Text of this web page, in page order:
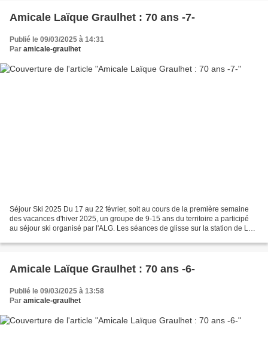
Amicale Laïque Graulhet : 70 ans -7-
Publié le 09/03/2025 à 14:31
Par amicale-graulhet
Séjour Ski 2025 Du 17 au 22 février, soit au cours de la première semaine
des vacances d'hiver 2025, un groupe de 9-15 ans du territoire a participé
au séjour ski organisé par l'ALG. Les séances de glisse sur la station de La
Amicale Laïque Graulhet : 70 ans -6-
Publié le 09/03/2025 à 13:58
Par amicale-graulhet